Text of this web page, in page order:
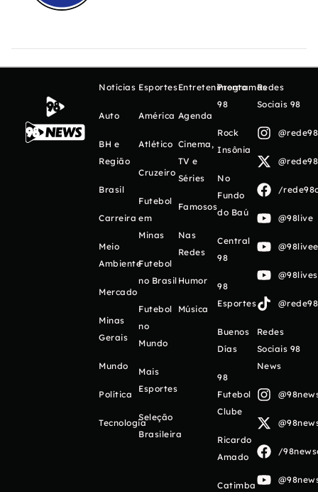
Notícias
Auto
BH e
Região
Brasil
Carreira
Meio
Ambiente
Mercado
Minas
Gerais
Mundo
Política
Tecnologia
Esportes
América
Atlético
Cruzeiro
Futebol
em
Minas
Futebol
no Brasil
Futebol
no
Mundo
Mais
Esportes
Seleção
Brasileira
Entretenimento
Agenda
Cinema,
TV e
Séries
Famosos
Nas
Redes
Humor
Música
Programas
98
Rock
Insônia
No
Fundo
do Baú
Central
98
98
Esportes
Buenos
Días
98
Futebol
Clube
Ricardo
Amado
Catimba
Redes
Sociais 98
/
@98live
Redes
Sociais 98
News
/